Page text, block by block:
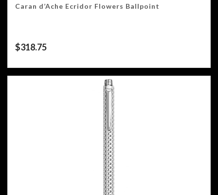
Caran d’Ache Ecridor Flowers Ballpoint
$318.75